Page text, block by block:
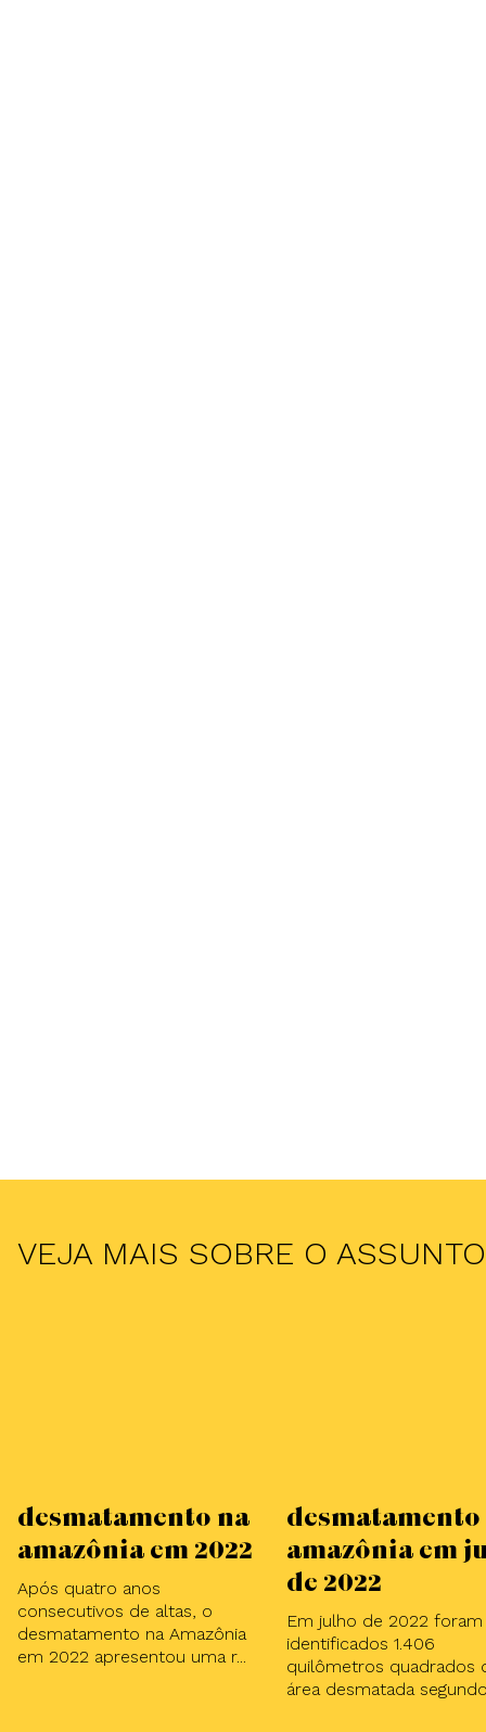
VEJA MAIS SOBRE O ASSUNTO
Desmatamento na
Amazônia em 2022
Após quatro anos
consecutivos de altas, o
desmatamento na Amazônia
em 2022 apresentou uma r...
Desmatamento
Amazônia em
de 2022
Em julho de 2022 foram
identificados 1.406
quilômetros quadrados
área desmatada